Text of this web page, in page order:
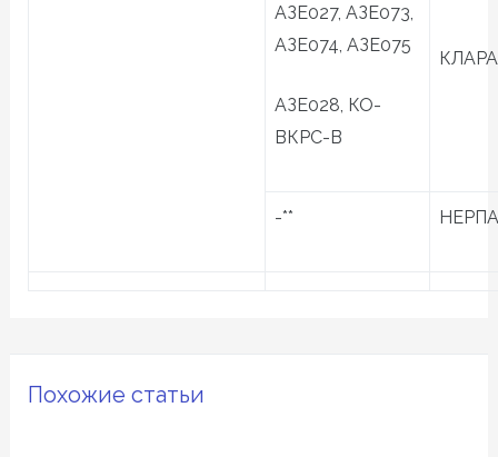
АЗЕ027, АЗЕ073,
АЗЕ074, АЗЕ075
АЗЕ028, КО-
ВКРС-В
-**
Похожие статьи